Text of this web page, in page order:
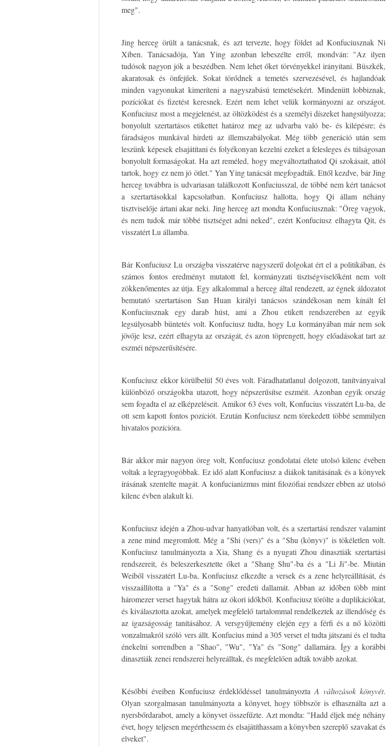
meg".
Jing herceg örült a tanácsnak, és azt tervezte, hogy földet ad Konfuciusznak Ni
Xiben. Tanácsadója, Yan Ying azonban lebeszélte erről, mondván: "Az ilyen
tudósok nagyon jók a beszédben. Nem lehet őket törvényekkel irányítani. Büszkék,
akaratosak és önfejűek. Sokat törődnek a temetés szervezésével, és hajlandóak
minden vagyonukat kimeríteni a nagyszabású temetésekért. Mindenütt lobbiznak,
pozíciókat és fizetést keresnek. Ezért nem lehet velük kormányozni az országot.
Konfuciusz most a megjelenést, az öltözködést és a személyi díszeket hangsúlyozza;
bonyolult szertartásos etikettet határoz meg az udvarba való be- és kilépésre; és
fáradságos munkával hirdeti az illemszabályokat. Még több generáció után sem
leszünk képesek elsajátítani és folyékonyan kezelni ezeket a felesleges és túlságosan
bonyolult formaságokat. Ha azt reméled, hogy megváltoztathatod Qi szokásait, attól
tartok, hogy ez nem jó ötlet." Yan Ying tanácsát megfogadták. Ettől kezdve, bár Jing
herceg továbbra is udvariasan találkozott Konfuciusszal, de többé nem kért tanácsot
a szertartásokkal kapcsolatban. Konfuciusz hallotta, hogy Qi állam néhány
tisztviselője ártani akar neki. Jing herceg azt mondta Konfuciusznak: "Öreg vagyok,
és nem tudok már többé tisztséget adni neked", ezért Konfuciusz elhagyta Qit, és
visszatért Lu államba.
Bár Konfuciusz Lu országba visszatérve nagyszerű dolgokat ért el a politikában, és
számos fontos eredményt mutatott fel, kormányzati tisztségviselőként nem volt
zökkenőmentes az útja. Egy alkalommal a herceg által rendezett, az égnek áldozatot
bemutató szertartáson San Huan királyi tanácsos szándékosan nem kínált fel
Konfuciusznak egy darab húst, ami a Zhou etikett rendszerében az egyik
legsúlyosabb büntetés volt. Konfuciusz tudta, hogy Lu kormányában már nem sok
jövője lesz, ezért elhagyta az országát, és azon töprengett, hogy előadásokat tart az
eszméi népszerűsítésére.
Konfuciusz ekkor körülbelül 50 éves volt. Fáradhatatlanul dolgozott, tanítványaival
különböző országokba utazott, hogy népszerűsítse eszméit. Azonban egyik ország
sem fogadta el az elképzeléseit. Amikor 63 éves volt, Konfucius visszatért Lu-ba, de
ott sem kapott fontos pozíciót. Ezután Konfuciusz nem törekedett többé semmilyen
hivatalos pozícióra.
Bár akkor már nagyon öreg volt, Konfuciusz gondolatai élete utolsó kilenc évében
voltak a legragyogóbbak. Ez idő alatt Konfuciusz a diákok tanításának és a könyvek
írásának szentelte magát. A konfucianizmus mint filozófiai rendszer ebben az utolsó
kilenc évben alakult ki.
Konfuciusz idején a Zhou-udvar hanyatlóban volt, és a szertartási rendszer valamint
a zene mind megromlott. Még a "Shi (vers)" és a "Shu (könyv)" is tökéletlen volt.
Konfuciusz tanulmányozta a Xia, Shang és a nyugati Zhou dinasztiák szertartási
rendszereit, és beleszerkesztette őket a "Shang Shu"-ba és a "Li Ji"-be. Miután
Weiből visszatért Lu-ba, Konfuciusz elkezdte a versek és a zene helyreállítását, és
visszaállította a "Ya" és a "Song" eredeti dallamát. Abban az időben több mint
háromezer verset hagytak hátra az ókori időkből. Konfuciusz törölte a duplikációkat,
és kiválasztotta azokat, amelyek megfelelő tartalommal rendelkeztek az illendőség és
az igazságosság tanításához. A versgyűjtemény elején egy a férfi és a nő közötti
vonzalmakról szóló vers állt. Konfucius mind a 305 verset el tudta játszani és el tudta
énekelni sorrendben a "Shao", "Wu", "Ya" és "Song" dallamára. Így a korábbi
dinasztiák zenei rendszerei helyreálltak, és megfelelően adták tovább azokat.
Későbbi éveiben Konfuciusz érdeklődéssel tanulmányozta A változások könyvét.
Olyan szorgalmasan tanulmányozta a könyvet, hogy többször is elhasználta azt a
nyersbőrdarabot, amely a könyvet összefűzte. Azt mondta: "Hadd éljek még néhány
évet, hogy teljesen megérthessem és elsajátíthassam a könyvben szereplő szavakat és
elveket".